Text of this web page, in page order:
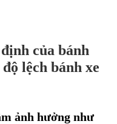
của bánh
lệch bánh xe
ảnh hưởng như